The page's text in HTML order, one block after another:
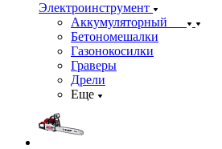
Электроинструмент
Аккумуляторный
Бетономешалки
Газонокосилки
Граверы
Дрели
Еще